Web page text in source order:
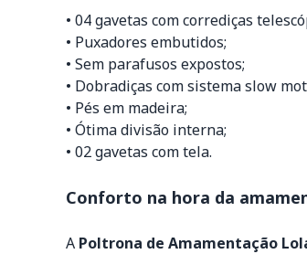
• 04 gavetas com corrediças
• Puxadores embutidos;
• Sem parafusos expostos;
• Dobradiças com sistema slow
• Pés em madeira;
• Ótima divisão interna;
• 02 gavetas com tela.
Conforto na hora da
A Poltrona de Amamentação